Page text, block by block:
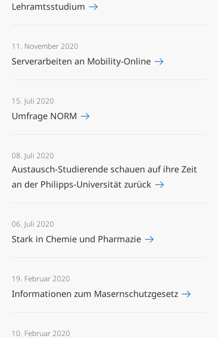
Lehramtsstudium
11. November 2020
Serverarbeiten an Mobility-Online
15. Juli 2020
Umfrage NORM
08. Juli 2020
Austausch-Studierende schauen auf ihre Zeit
an der Philipps-Universität zurück
06. Juli 2020
Stark in Chemie und Pharmazie
19. Februar 2020
Informationen zum Masernschutzgesetz
10. Februar 2020